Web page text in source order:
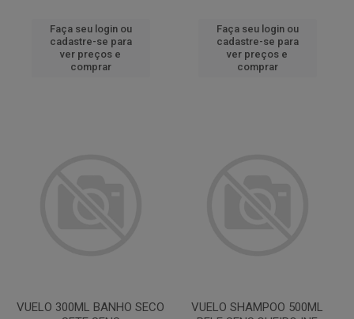
Faça seu login ou
cadastre-se para
ver preços e
comprar
Faça seu login ou
cadastre-se para
ver preços e
comprar
VUELO 300ML BANHO SECO
VUELO SHAMPOO 500ML